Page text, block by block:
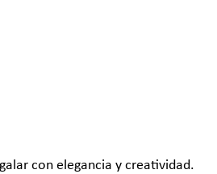
con elegancia y creatividad.